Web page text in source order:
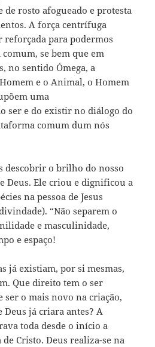
de rosto afogueado e protesta
A força centrífuga
reforçada para podermos
se bem que em
no sentido Ómega, a
e o Animal, o Homem
uma
ser e do existir no diálogo do
comum dum nós
descobrir o brilho do nosso
Deus. Ele criou e dignificou a
na pessoa de Jesus
“Não separem o
e masculinidade,
e espaço!
já existiam, por si mesmas,
Que direito tem o ser
ser o mais novo na criação,
Deus já criara antes? A
toda desde o início a
Cristo. Deus realiza-se na